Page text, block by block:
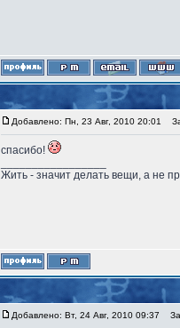
Добавлено: Пн, 23 Авг, 2010 20:01
спасибо!
Жить - значит делать вещи, а не
Добавлено: Вт, 24 Авг, 2010 09:37